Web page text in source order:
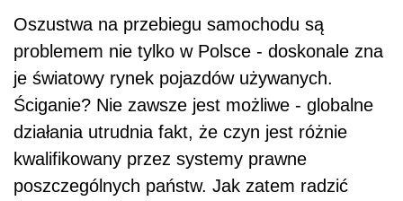
Oszustwa na przebiegu samochodu są
problemem nie tylko w Polsce - doskonale zna
je światowy rynek pojazdów używanych.
Ściganie? Nie zawsze jest możliwe - globalne
działania utrudnia fakt, że czyn jest różnie
kwalifikowany przez systemy prawne
poszczególnych państw. Jak zatem radzić